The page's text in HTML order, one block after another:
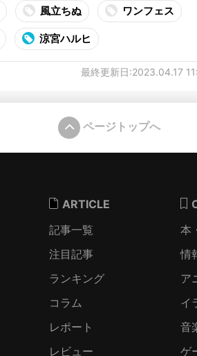
風立ちぬ ワンフェス
涼宮ハルヒ
最終更新日:2023.04.17
ページトップへ
ARTICLE
記事一覧
注目記事
ランキング
コラム
レポート
レビュー
本
情
ア
イ
音
ゲ